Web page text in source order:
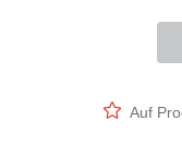
Auf